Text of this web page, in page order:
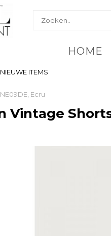
HOME
ITEMS
Ecru
Vintage